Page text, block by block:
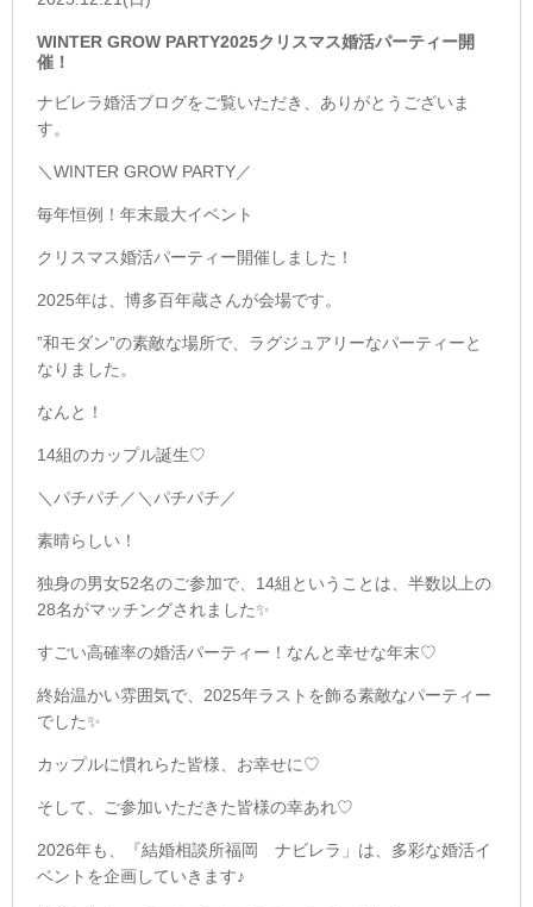
WINTER GROW PARTY2025クリスマス婚活パーティー開
催！
ナビレラ婚活ブログをご覧いただき、ありがとうございま
す。
＼WINTER GROW PARTY／
毎年恒例！年末最大イベント
クリスマス婚活パーティー開催しました！
2025年は、博多百年蔵さんが会場です。
”和モダン”の素敵な場所で、ラグジュアリーなパーティーと
なりました。
なんと！
14組のカップル誕生♡
＼パチパチ／ ＼パチパチ／
素晴らしい！
独身の男女52名のご参加で、14組ということは、半数以上の
28名がマッチングされました✨
すごい高確率の婚活パーティー！なんと幸せな年末♡
終始温かい雰囲気で、2025年ラストを飾る素敵なパーティー
でした✨
カップルに慣れらた皆様、お幸せに♡
そして、ご参加いただきた皆様の幸あれ♡
2026年も、『結婚相談所福岡 ナビレラ」は、多彩な婚活イ
ベントを企画していきます♪